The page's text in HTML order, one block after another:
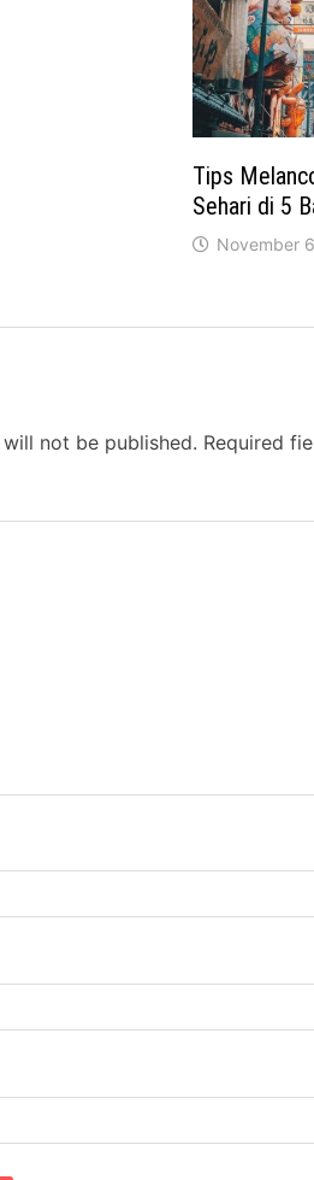
Tips
Sehari di 5
November
not be published. Required